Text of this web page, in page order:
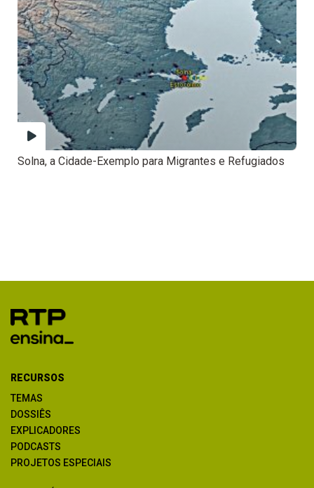
Solna, a Cidade-Exemplo para Migrantes e Refugiados
RECURSOS
TEMAS
DOSSIÊS
EXPLICADORES
PODCASTS
PROJETOS ESPECIAIS